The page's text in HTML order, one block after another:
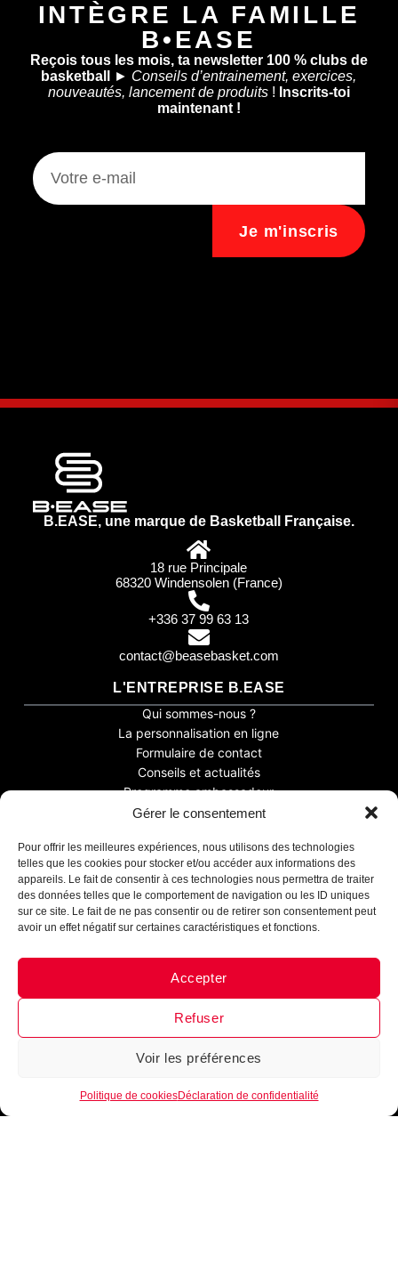
Gérer le consentement
Pour offrir les meilleures expériences, nous utilisons des technologies
telles que les cookies pour stocker et/ou accéder aux informations des
appareils. Le fait de consentir à ces technologies nous permettra de traiter
des données telles que le comportement de navigation ou les ID uniques
sur ce site. Le fait de ne pas consentir ou de retirer son consentement peut
avoir un effet négatif sur certaines caractéristiques et fonctions.
Accepter
Refuser
Voir les préférences
Politique de cookiesDéclaration de confidentialité
Assistant B.EASE
Messenger · Instagram
INTÈGRE LA FAMILLE
B•EASE
Reçois tous les mois, ta newsletter 100 % clubs de
basketball
► Conseils d’entrainement, exercices,
nouveautés, lancement de produits! Inscrits-toi
maintenant !
Je m'inscris
B.EASE, une marque de Basketball Française.
18 rue Principale
68320 Windensolen (France)
+336 37 99 63 13
contact@beasebasket.com
L'ENTREPRISE B.EASE
Qui sommes-nous ?
La personnalisation en ligne
Formulaire de contact
Conseils et actualités
Programme ambassadeur
Tenue de basket
Maillot de basket
Short de basket
Sur-maillot
Autres
INFORMATIONS
Guide de tailles
Mentions légales
Conditions générales de vente
Plan du site